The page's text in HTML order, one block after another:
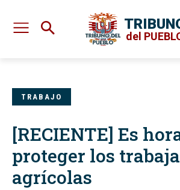
del
TRABAJO
[RECIENTE] Es
proteger los
agrícolas